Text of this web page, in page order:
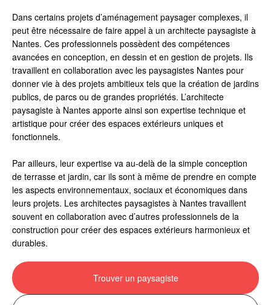
Dans certains projets d’aménagement paysager complexes, il
peut être nécessaire de faire appel à un architecte paysagiste à
Nantes. Ces professionnels possèdent des compétences
avancées en conception, en dessin et en gestion de projets. Ils
travaillent en collaboration avec les paysagistes Nantes pour
donner vie à des projets ambitieux tels que la création de jardins
publics, de parcs ou de grandes propriétés. L’architecte
paysagiste à Nantes apporte ainsi son expertise technique et
artistique pour créer des espaces extérieurs uniques et
fonctionnels.
Par ailleurs, leur expertise va au-delà de la simple conception
de terrasse et jardin, car ils sont à même de prendre en compte
les aspects environnementaux, sociaux et économiques dans
leurs projets. Les architectes paysagistes à Nantes travaillent
souvent en collaboration avec d’autres professionnels de la
construction pour créer des espaces extérieurs harmonieux et
durables.
Trouver un paysagiste